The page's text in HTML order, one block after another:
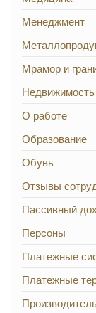
Менеджмент
Мрамор и
Недвижимость
О работе
Образование
Обувь
Отзывы
Пассивный
Персоны
Платежные
Платежные